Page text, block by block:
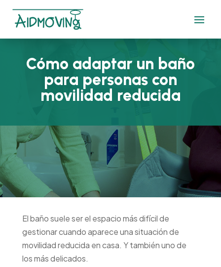
Cómo adaptar un baño
para personas con
movilidad reducida
Avanzamos contigo hacia
El baño suele ser el espacio más difícil de
gestionar cuando aparece una situación de
movilidad reducida en casa. Y también uno de
los más delicados.